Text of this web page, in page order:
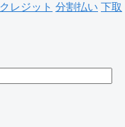
クレジット 分割払い 下取